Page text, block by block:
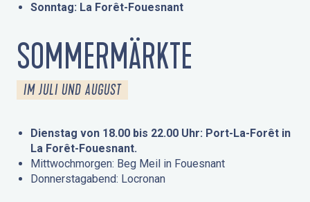
Sonntag: La Forêt-Fouesnant
SOMMERMÄRKTE
IM JULI UND AUGUST
Dienstag von 18.00 bis 22.00 Uhr: Port-La-Forêt in
La Forêt-Fouesnant.
Mittwochmorgen: Beg Meil in Fouesnant
Donnerstagabend: Locronan